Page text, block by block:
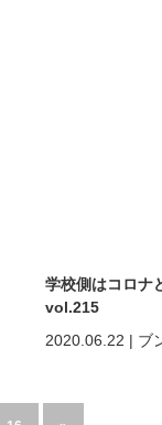
学校側はコロナ
vol.215
2020.06.22 | ブ